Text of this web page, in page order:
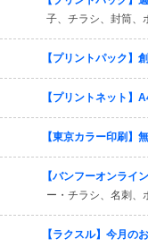
子、チラシ、封筒、
【プリントパック】
【プリントネット】
【東京カラー印刷】
【バンフーオンライ
ー・チラシ、名刺、
【ラクスル】今月の